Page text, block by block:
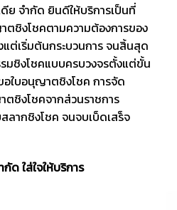
จำกัด ยินดีให้บริการเป็นที่
ตชิงโชคตามความต้องการของ
ต่เริ่มต้นกระบวนการ จนสิ้นสุด
มชิงโชคแบบครบวงจรตั้งแต่ขั้น
อใบอนุญาตชิงโชค การจัด
ตชิงโชคจากส่วนราชการ
ากชิงโชค จนจบเบ็ดเสร็จ
ด ใส่ใจให้บริการ